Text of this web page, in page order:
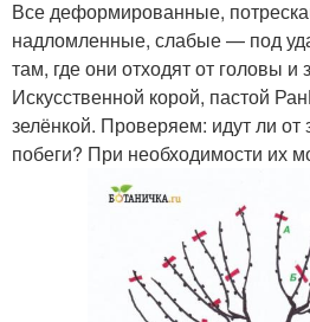
Все деформированные,
надломленные, слабые — под
там, где они отходят от головы
Искусственной корой, пастой
зелёнкой. Проверяем: идут ли
побеги? При необходимости их